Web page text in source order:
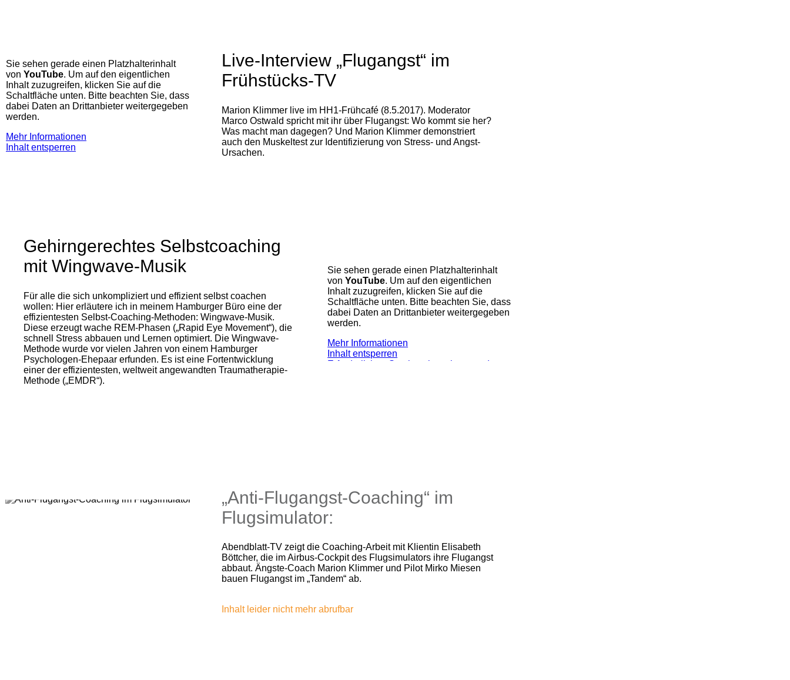
Sie sehen gerade einen Platzhalterinhalt
von YouTube. Um auf den eigentlichen
Inhalt zuzugreifen, klicken Sie auf die
Schaltfläche unten. Bitte beachten Sie, dass
dabei Daten an Drittanbieter weitergegeben
werden.
Mehr Informationen
Inhalt entsperren
Live-Interview „Flugangst“ im
Frühstücks-TV
Marion Klimmer live im HH1-Frühcafé (8.5.2017). Moderator
Marco Ostwald spricht mit ihr über Flugangst: Wo kommt sie her?
Was macht man dagegen? Und Marion Klimmer demonstriert
auch den Muskeltest zur Identifizierung von Stress- und Angst-
Ursachen.
Sie sehen gerade einen Platzhalterinhalt
vonYouTube. Um auf den eigentlichen
Inhalt zuzugreifen, klicken Sie auf die
Schaltfläche unten. Bitte beachten Sie, dass
dabei Daten an Drittanbieter weitergegeben
werden.
Mehr Informationen
Inhalt entsperren
Erforderlichen Service akzeptieren und
Gehirngerechtes Selbstcoaching
mit Wingwave-Musik
Für alle die sich unkompliziert und effizient selbst coachen
wollen: Hier erläutere ich in meinem Hamburger Büro eine der
effizientesten Selbst-Coaching-Methoden: Wingwave-Musik.
Diese erzeugt wache REM-Phasen („Rapid Eye Movement“), die
schnell Stress abbauen und Lernen optimiert. Die Wingwave-
Methode wurde vor vielen Jahren von einem Hamburger
Psychologen-Ehepaar erfunden. Es ist eine Fortentwicklung
einer der effizientesten, weltweit angewandten Traumatherapie-
Methode („EMDR“).
„Anti-Flugangst-Coaching“ im
Flugsimulator:
Abendblatt-TV zeigt die Coaching-Arbeit mit Klientin Elisabeth
Böttcher, die im Airbus-Cockpit des Flugsimulators ihre Flugangst
abbaut. Ängste-Coach Marion Klimmer und Pilot Mirko Miesen
bauen Flugangst im „Tandem“ ab.
Inhalt leider nicht mehr abrufbar